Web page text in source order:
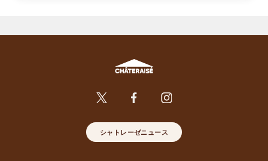
シャトレーゼニュース